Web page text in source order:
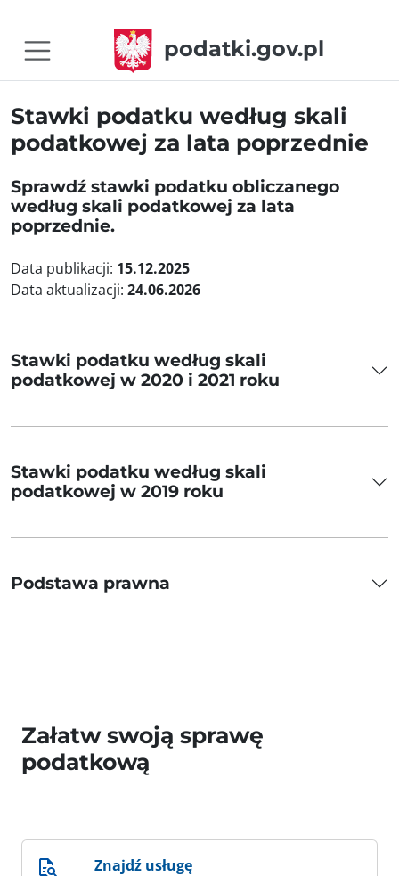
podatki.gov.pl
Stawki podatku według skali
podatkowej za lata poprzednie
Sprawdź stawki podatku obliczanego
według skali podatkowej za lata
poprzednie.
Data publikacji: 15.12.2025
Data aktualizacji: 24.06.2026
Stawki podatku według skali
podatkowej w 2020 i 2021 roku
Stawki podatku według skali
podatkowej w 2019 roku
Podstawa prawna
Załatw swoją sprawę
podatkową
Znajdź usługę